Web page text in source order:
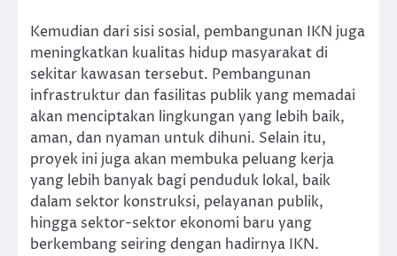
Kemudian dari sisi sosial, pembangunan IKN juga
meningkatkan kualitas hidup masyarakat di
sekitar kawasan tersebut. Pembangunan
infrastruktur dan fasilitas publik yang memadai
akan menciptakan lingkungan yang lebih baik,
aman, dan nyaman untuk dihuni. Selain itu,
proyek ini juga akan membuka peluang kerja
yang lebih banyak bagi penduduk lokal, baik
dalam sektor konstruksi, pelayanan publik,
hingga sektor-sektor ekonomi baru yang
berkembang seiring dengan hadirnya IKN.